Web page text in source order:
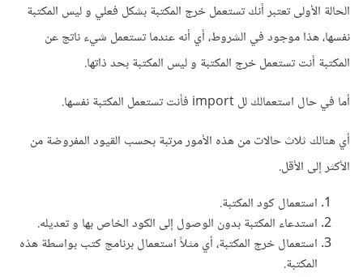
الحالة الأولى تعتبر أنك تستعمل خرج المكتبة بشكل فعلي و ليس المكتبة
نفسها، هذا موجود في الشروط، أي أنه عندما تستعمل شيء ناتج عن
المكتبة أنت تستعمل خرج المكتبة و ليس المكتبة بحد ذاتها.
أما في حال استعمالك لل import فأنت تستعمل المكتبة نفسها.
أي هنالك ثلاث حالات من هذه الأمور مرتبة بحسب القيود المفروضة من
الأكثر إلى الأقل.
استعمال كود المكتبة.
استدعاء المكتبة بدون الوصول إلى الكود الخاص بها و تعديله.
استعمال خرج المكتبة، أي مثلاً استعمال برنامج كتب بواسطة هذه
المكتبة.